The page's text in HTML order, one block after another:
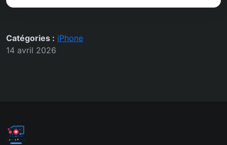
Catégories : iPhone
14 avril 2026